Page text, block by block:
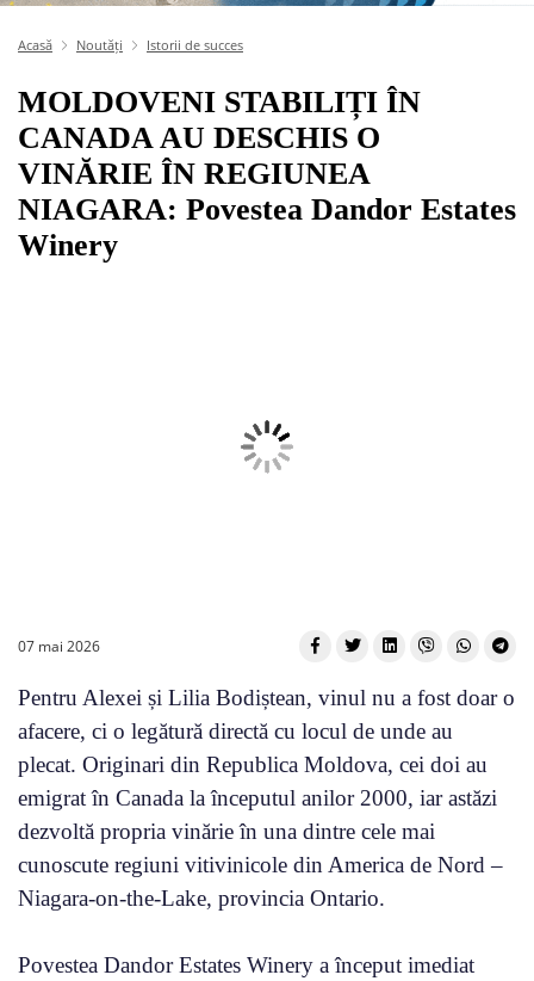
Acasă Noutăți Istorii de succes
MOLDOVENI STABILIȚI ÎN
CANADA AU DESCHIS O
VINĂRIE ÎN REGIUNEA
NIAGARA: Povestea Dandor Estates
Winery
07 mai 2026
Pentru Alexei și Lilia Bodiștean, vinul nu a fost doar o
afacere, ci o legătură directă cu locul de unde au
plecat. Originari din Republica Moldova, cei doi au
emigrat în Canada la începutul anilor 2000, iar astăzi
dezvoltă propria vinărie în una dintre cele mai
cunoscute regiuni vitivinicole din America de Nord –
Niagara-on-the-Lake, provincia Ontario.
Povestea Dandor Estates Winery a început imediat